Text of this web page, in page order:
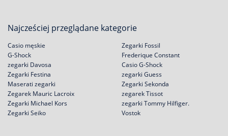
Najcześciej przeglądane kategorie
Casio męskie
G-Shock
zegarki Davosa
Zegarki Festina
Zegarki Fossil
Frederique Constant
Casio G-Shock
zegarki Guess
Maserati zegarki
Zegarek Mauric Lacroix
Zegarki Michael Kors
Zegarki Seiko
Zegarki Sekonda
zegarek Tissot
zegarki Tommy Hilfiger.
Vostok